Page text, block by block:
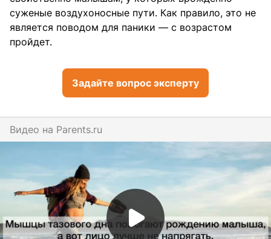
суженые воздухоносные пути. Как правило, это не
является поводом для паники — с возрастом
пройдет.
Задайте вопрос эксперту
Видео на parents.ru